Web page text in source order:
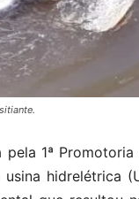
1ª
hidrelétrica